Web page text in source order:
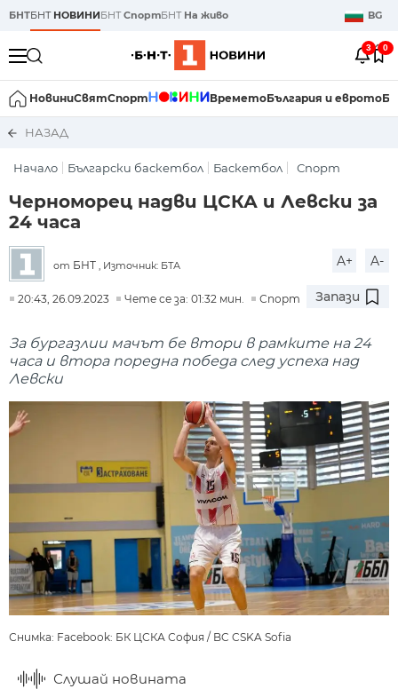
БНТБНТ НОВИНИБНТСпортБНТ На живо BG
3 0
НовиниСвятСпорт ВреметоБългария и еврото
НАЗАД
Начало Български баскетбол Баскетбол Спорт
Черноморец надви ЦСКА и Левски за
24 часа
от БНТ , Източник: БТА A+ A-
20:43, 26.09.2023 Чете се за: 01:32 мин. Спорт Запази
За бургазлии мачът бе втори в рамките на 24
часа и втора поредна победа след успеха над
Левски
Снимка: Facebook: БК ЦСКА София / BC CSKA Sofia
Слушай новината